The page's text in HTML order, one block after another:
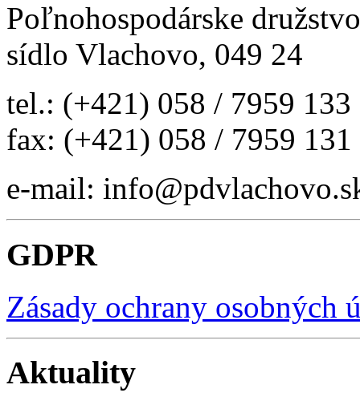
Poľnohospodárske
sídlo Vlachovo, 049 24
tel.: (+421) 058 / 7959 133
fax: (+421) 058 / 7959 131
e-mail:
GDPR
Zásady ochrany
Aktuality